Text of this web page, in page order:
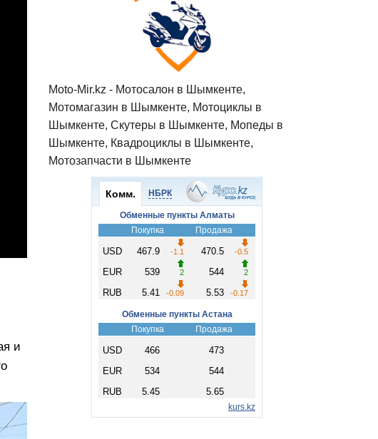
и
Moto-Mir.kz - Мотосалон в Шымкенте,
Мотомагазин в Шымкенте, Мотоциклы в
Шымкенте, Скутеры в Шымкенте, Мопеды в
Шымкенте, Квадроциклы в Шымкенте,
Мотозапчасти в Шымкенте